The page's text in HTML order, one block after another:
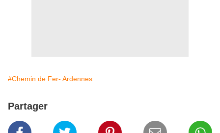
#Chemin de Fer- Ardennes
Partager